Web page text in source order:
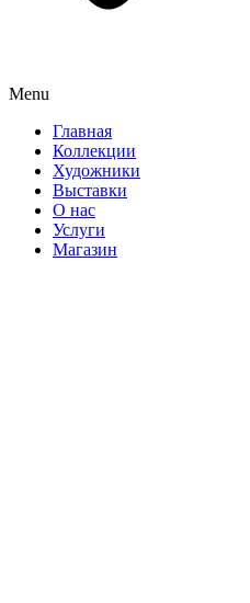
Menu
Главная
Коллекции
Художники
Выставки
О нас
Услуги
Магазин